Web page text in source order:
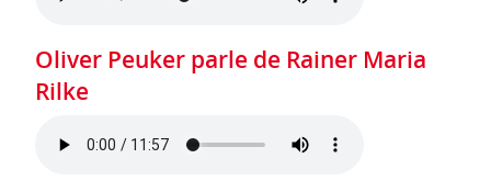
Oliver Peuker parle de Rainer Maria
Rilke